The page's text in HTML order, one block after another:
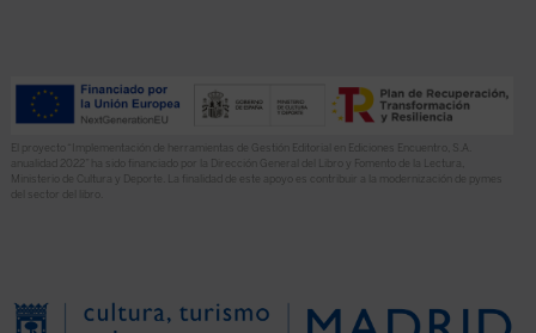
El proyecto “Implementación de herramientas de Gestión Editorial en Ediciones Encuentro, S.A.
anualidad 2022” ha sido financiado por la Dirección General del Libro y Fomento de la Lectura,
Ministerio de Cultura y Deporte. La finalidad de este apoyo es contribuir a la modernización de pymes
del sector del libro.